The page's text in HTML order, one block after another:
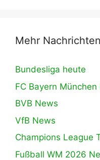
Mehr Nachrichten
Bundesliga heute
FC Bayern München
BVB News
VfB News
Champions League
Fußball WM 2026